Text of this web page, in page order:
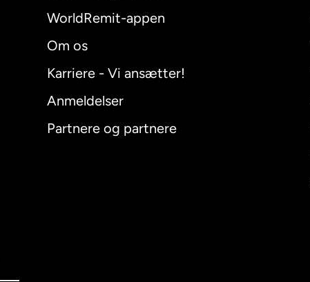
WorldRemit-appen
Om os
Karriere - Vi ansætter!
Anmeldelser
Partnere og partnere